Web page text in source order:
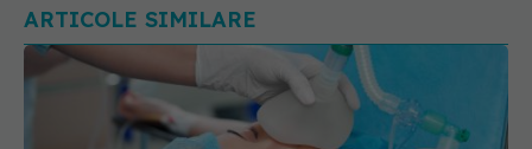
ARTICOLE SIMILARE